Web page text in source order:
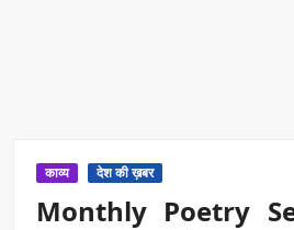
काव्य देश की ख़बर
Monthly Poetry